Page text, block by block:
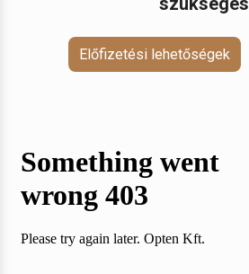
Előfizetési lehetőségek